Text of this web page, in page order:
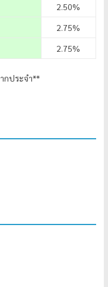
2.50%
2.75%
2.75%
กประจำ**